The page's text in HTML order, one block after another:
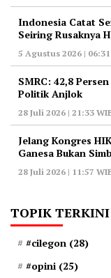
Indonesia Catat
Seiring Rusaknya
5 Agustus 2026 |
‎SMRC: 42,8
Politik Anjlok
28 Juli 2026 | 21:33
‎Jelang Kongres
Ganesa Bukan
28 Juli 2026 | 11:57
TOPIK TERKINI
#cilegon (28)
#opini (25)